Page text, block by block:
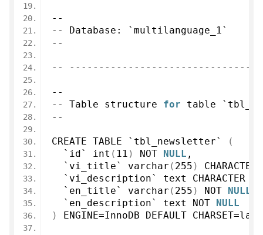
--
-- Database: `multilanguage_1`
--
--
--
-- Table structure for table
--
CREATE TABLE `tbl_newsletter`
(
  `id`
int ( 11 ) NOT NULL ,
  `vi_title`
varchar ( 255 )
`vi_description` text CHARACTER
  `en_title`
varchar ( 255 ) NOT NULL
  `en_description` text NOT
NULL
)
ENGINE=InnoDB DEFAULT